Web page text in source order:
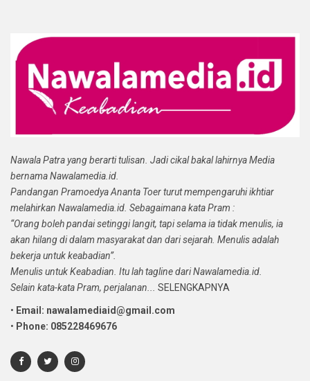
Nawala Patra yang berarti tulisan. Jadi cikal bakal lahirnya Media
bernama Nawalamedia.id.
Pandangan Pramoedya Ananta Toer turut mempengaruhi ikhtiar
melahirkan Nawalamedia.id. Sebagaimana kata Pram :
“Orang boleh pandai setinggi langit, tapi selama ia tidak menulis, ia
akan hilang di dalam masyarakat dan dari sejarah. Menulis adalah
bekerja untuk keabadian”.
Menulis untuk Keabadian. Itu lah tagline dari Nawalamedia.id.
Selain kata-kata Pram, perjalanan...
SELENGKAPNYA
• Email: nawalamediaid@gmail.com
• Phone: 085228469676